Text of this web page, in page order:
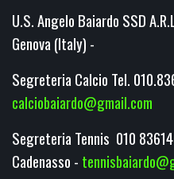
U.S. Angelo Baiardo SSD
Genova (Italy) -
Segreteria Calcio Tel.
calciobaiardo@gmail.com
Segreteria Tennis 010
Cadenasso -